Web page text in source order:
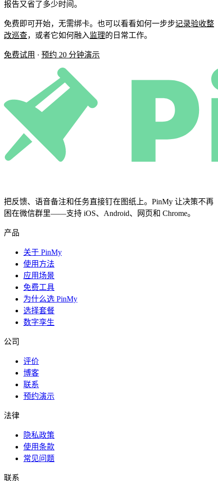
报告又省了多少时间。
免费即可开始，无需绑卡。也可以看看如何一步步记录验收整
改巡查，或者它如何融入 监理的日常工作。
免费试用 · 预约 20 分钟演示
把反馈、语音备注和任务直接钉在图纸上。PinMy 让决策不再
困在微信群里——支持 iOS、Android、网页和 Chrome。
产品
关于 PinMy
使用方法
应用场景
免费工具
为什么选 PinMy
选择套餐
数字孪生
公司
评价
博客
联系
预约演示
法律
隐私政策
使用条款
常见问题
联系